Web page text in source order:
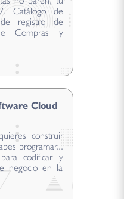
Catálogo de
de registro de
Compras y
Cloud
construir
programar...
codificar y
negocio en la